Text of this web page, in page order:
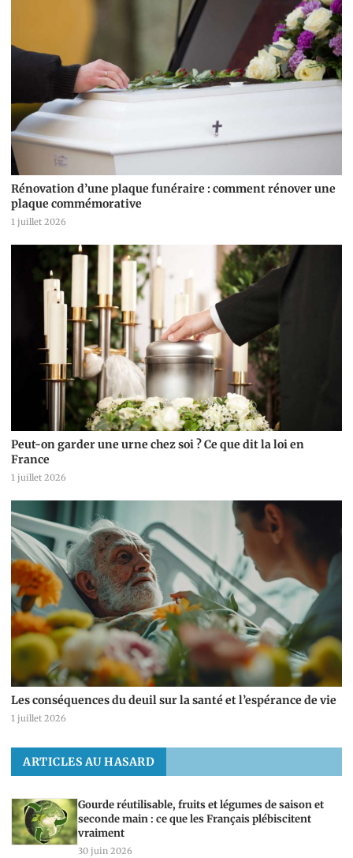
Rénovation d’une plaque funéraire : comment rénover une
plaque commémorative
1 juillet 2026
Peut-on garder une urne chez soi ? Ce que dit la loi en
France
1 juillet 2026
Les conséquences du deuil sur la santé et l’espérance de vie
1 juillet 2026
ARTICLES AU HASARD
Gourde réutilisable, fruits et légumes de saison et
seconde main : ce que les Français plébiscitent
vraiment
30 juin 2026